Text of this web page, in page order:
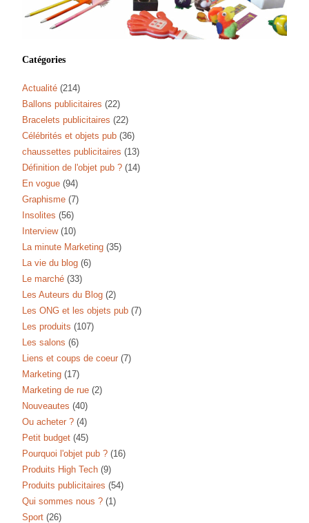
Catégories
Actualité (214)
Ballons publicitaires (22)
Bracelets publicitaires (22)
Célébrités et objets pub (36)
chaussettes publicitaires (13)
Définition de l'objet pub ? (14)
En vogue (94)
Graphisme (7)
Insolites (56)
Interview (10)
La minute Marketing (35)
La vie du blog (6)
Le marché (33)
Les Auteurs du Blog (2)
Les ONG et les objets pub (7)
Les produits (107)
Les salons (6)
Liens et coups de coeur (7)
Marketing (17)
Marketing de rue (2)
Nouveautes (40)
Ou acheter ? (4)
Petit budget (45)
Pourquoi l'objet pub ? (16)
Produits High Tech (9)
Produits publicitaires (54)
Qui sommes nous ? (1)
Sport (26)